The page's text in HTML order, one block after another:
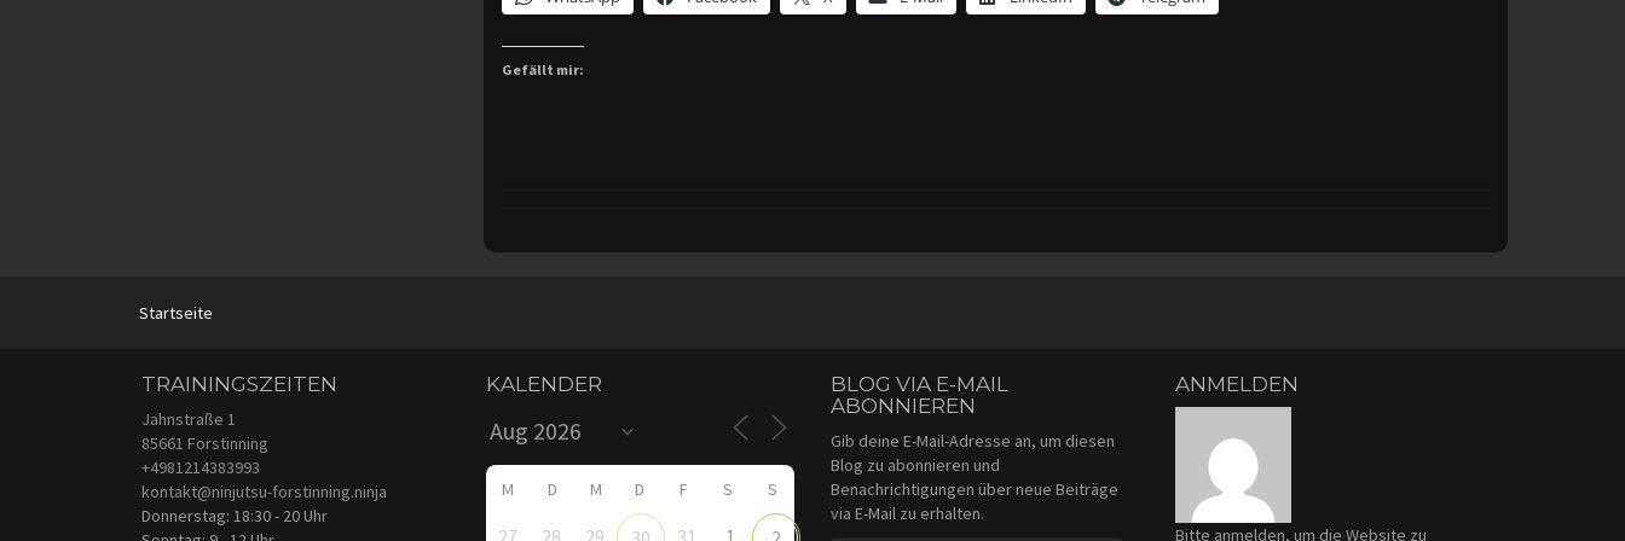
Gefällt mir:
Startseite
TRAININGSZEITEN
Jahnstraße 1
85661 Forstinning
+4981214383993
kontakt@ninjutsu-forstinning.ninja
Donnerstag: 18:30 - 20 Uhr
KALENDER
M D M D F S S
BLOG VIA E-MAIL
ABONNIEREN
Gib deine E-Mail-Adresse an, um diesen
Blog zu abonnieren und
Benachrichtigungen über neue Beiträge
via E-Mail zu erhalten.
ANMELDEN
Bitte anmelden, um die Website zu